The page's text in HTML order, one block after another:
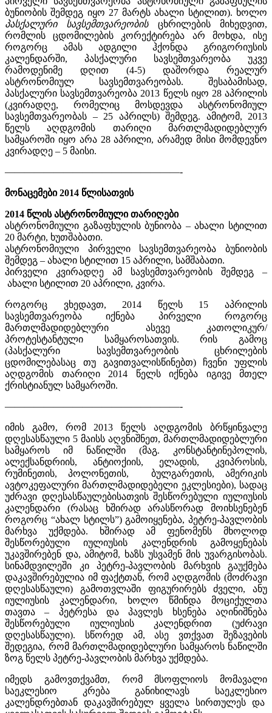
ბუნიობის შემდეგ იყო 27 მარტს ახალი სტილით). ხოლო
პასქალური სავსემთვარეობისცხრილების მიხედვით,
რომლის ცდომილების კორექტირება არ მოხდა, ისე
როგორც ამას ადგილი ჰქონდა გრიგორიუსის
კალენდარში, პასქალური სავსემთვარეობა უკვე
რამოდენიმე დღით (4-5) დაშორდა რეალურ
ასტრონომიულ სავსემთვარეობას. შესაბამისად,
პასქალური სავსემთვარეობა 2013 წელს იყო 28 აპრილის
(კვირადღე, რომელიც მოსდევდა ასტრონომიულ
სავსემთვარეობას – 25 აპრილს) შემდეგ. ამიტომ, 2013
წელს აღდგომის თარიღი მართლმადიდებლურ
სამყაროში იყო არა 28 აპრილი, არამედ მისი მომდევნო
კვირადღე – 5 მაისი.
——————————————————-
მონაცემები 2014 წლისათვის
2014 წლის ასტრონომიული თარიღები
ასტრონომიული გაზაფხულის ბუნიობა – ახალი სტილით
20 მარტი, ხუთშაბათი.
ასტრონომიული პირველი სავსემთვარეობა ბუნიობის
შემდეგ – ახალი სტილით 15 აპრილი, სამშაბათი.
პირველი კვირადღე ამ სავსემთვარეობის შემდეგ –
ახალი სტილით 20 აპრილი, კვირა.
როგორც ვხედავთ, 2014 წელს 15 აპრილის
სავსემთვარეობა იქნება პირველი როგორც
მართლმადიდებლური ასევე კათოლიკურ/
პროტესტანტული სამყაროსათვის. რის გამოც
(პასქალური სავსემთვარეობის ცხრილების
ცდომილებასაც თუ გავითვალისწინებთ) ჩვენი უფლის
აღდგომის თარიღი 2014 წელს იქნება იგივე მთელ
ქრისტიანულ სამყაროში.
——————————————————-
იმის გამო, რომ 2013 წელს აღდგომის ბრწყინვალე
დღესასწაული 5 მაისს აღვნიშნეთ, მართლმადიდებლური
სამყაროს იმ ნაწილში (მაგ. კონსტანტინეპოლის,
ალექსანდრიის, ანტიოქიის, ელადის, კვიპროსის,
რუმინეთის, პოლონეთის, ბულგარეთის, ამერიკის
ავტოკეფალური მართლმადიდებელი ეკლესიები), სადაც
უძრავი დღესასწაულებისათვის შესწორებული იულიუსის
კალენდარი (რასაც ხშირად არასწორად მოიხსენებენ
როგორც “ახალ სტილს”) გამოიყენება, პეტრე-პავლობის
მარხვა უქმდება. ხშირად ამ ფენომენს მხოლოდ
შესწორებული იულიუსის კალენდრის გამოყენებას
უკავშირებენ და, ამიტომ, ხაზს უსვამენ მის უვარგისობას.
სინამდვილეში კი პეტრე-პავლობის მარხვის გაუქმება
დაკავშირებულია იმ ფაქტთან, რომ აღდგომის (მოძრავი
დღესასწაული) გამოთვლაში ფიგურირებს ძველი, ანუ
იულიუსის კალენდარი, ხოლო წმინდა მოციქულთა
თავთა – პეტრესა და პავლეს ხსენება აღინიშნება
შესწორებული იულიუსის კალენდრით (უძრავი
დღესასწაული). სწორედ ამ, ასე ვთქვათ შეზავების
შედეგია, რომ მართლმადიდებლური სამყაროს ნაწილში
ზოგ წელს პეტრე-პავლობის მარხვა უქმდება.
იმედს გამოვთქვამთ, რომ მსოფლიოს მომავალი
საეკლესიო კრება განიხილავს საეკლესიო
კალენდრებთან დაკავშირებულ ყველა სირთულეს და